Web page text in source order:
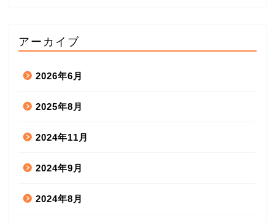
アーカイブ
2026年6月
2025年8月
2024年11月
2024年9月
2024年8月